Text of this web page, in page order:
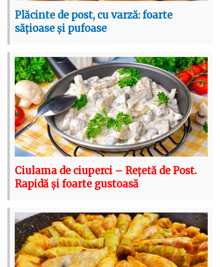
Plăcinte de post, cu varză: foarte
sățioase și pufoase
Ciulama de ciuperci – Rețetă de Post.
Rapidă și foarte gustoasă